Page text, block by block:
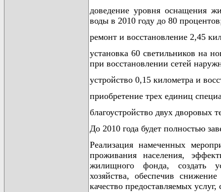
доведение уровня оснащения
воды в 2010 году до 80
ремонт и восстановление 2,45
установка 60 светильников на
при восстановлении сетей
устройство 0,15 километра и
приобретение трех единиц
благоустройство двух дворовых
До 2010 года будет полностью
Реализация намеченных
проживания населения,
жилищного фонда, создать
хозяйства, обеспечив
качество предоставляемых